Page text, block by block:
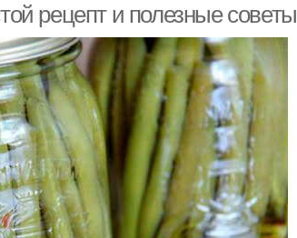
рецепт и полезные советы